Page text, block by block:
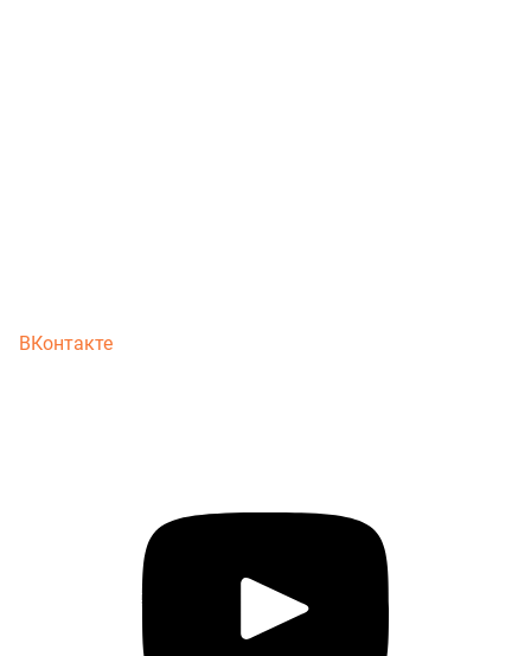
ВКонтакте